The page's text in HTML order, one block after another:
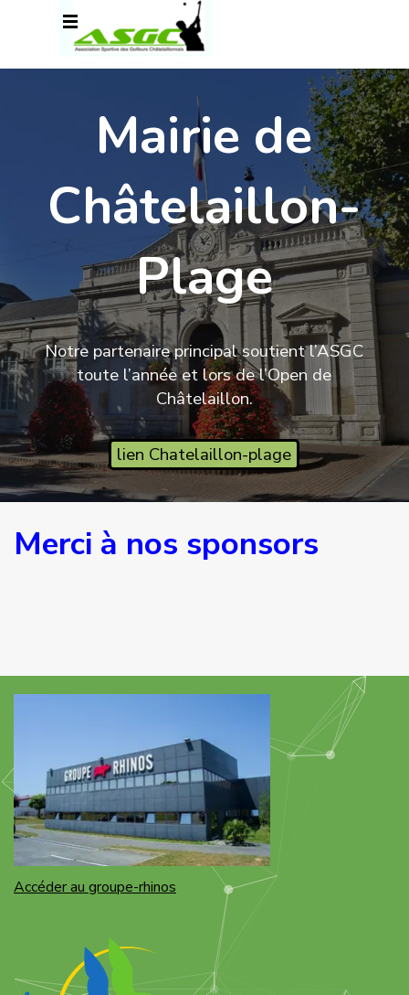
Sauter le menu
Mairie de
Châtelaillon-
Plage
Notre partenaire principal soutient l’ASGC
toute l’année et lors de l’Open de
Châtelaillon.
lien Chatelaillon-plage
Accéder au groupe-rhinos